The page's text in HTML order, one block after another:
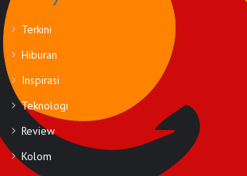
Terkini
Hiburan
Inspirasi
Teknologi
Review
Kolom